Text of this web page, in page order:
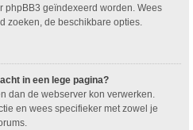
phpBB3 geïndexeerd worden. Wees
zoeken, de beschikbare opties.
in een lege pagina?
dan de webserver kon verwerken.
en wees specifieker met zowel je